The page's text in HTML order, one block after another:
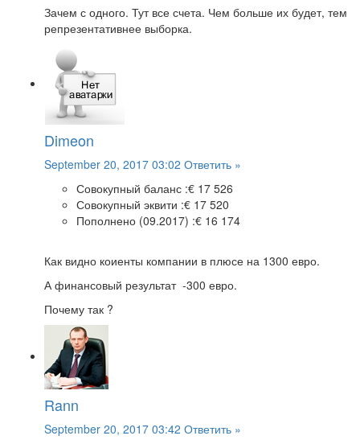
Зачем с одного. Тут все счета. Чем больше их будет, тем
репрезентативнее выборка.
Dimeon
September 20, 2017 03:02 Ответить »
Совокупный баланс :€ 17 526
Совокупный эквити :€ 17 520
Пополнено (09.2017) :€ 16 174
Как видно коиенты компании в плюсе на 1300 евро.
А финансовый результат -300 евро.
Почему так ?
Rann
September 20, 2017 03:42 Ответить »